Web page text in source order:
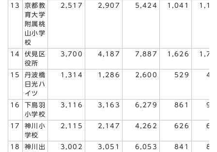
13
京都教
育大学
附属桃
山小学
校
2,517 2,907 5,424 1,041
14
伏見区
役所
3,700 4,187 7,887 1,626
15
丹波橋
日光ハ
イツ
1,314 1,286 2,600 529
16
下鳥羽
小学校
3,116 3,163 6,279 861
17
神川小
学校
2,115 2,147 4,262 626
18
神川出
3,002 3,051 6,053 841